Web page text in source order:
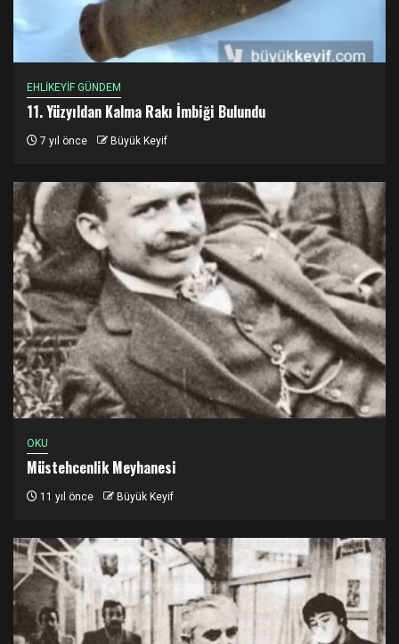
EHLİKEYİF GÜNDEM
11. Yüzyıldan Kalma Rakı İmbiği Bulundu
7 yıl önce Büyük Keyif
OKU
Müstehcenlik Meyhanesi
11 yıl önce Büyük Keyif